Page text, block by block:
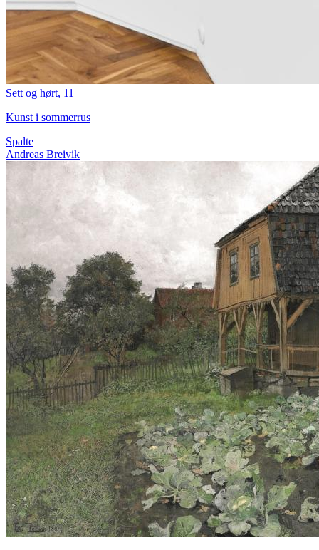
Sett og hørt, 11
Kunst i sommerrus
Spalte
Andreas Breivik